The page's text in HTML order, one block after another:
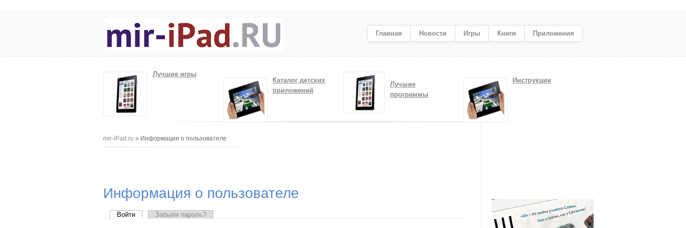
Главная Новости Игры Книги Приложения
Лучшие игры
Каталог детских
приложений
Лучшие
программы
Инструкции
Вы здесь
mir-iPad.ru » Информация о пользователе
Информация о пользователе
Главные вкладки
Войти (активная вкладка)
Забыли пароль?